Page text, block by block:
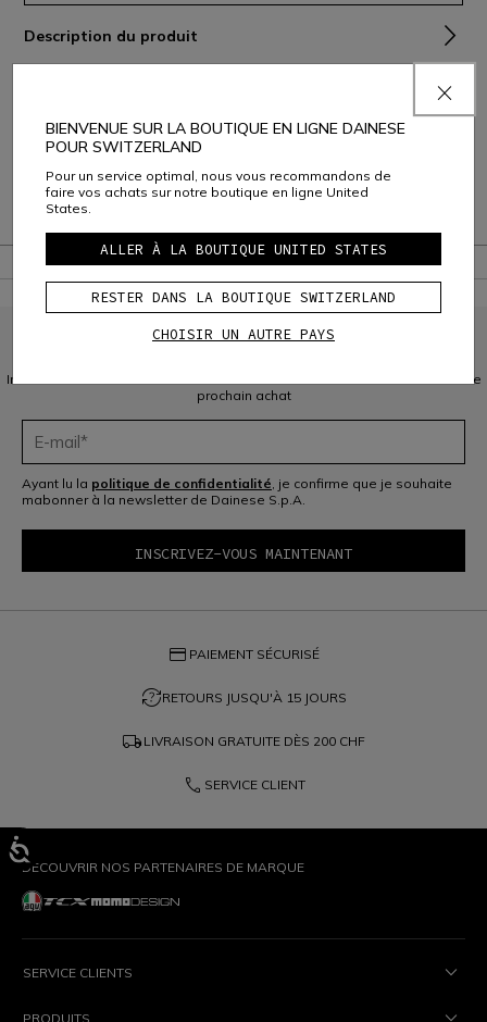
Description du produit
Livraison et Retours
Service Client
Garantie
Inscrivez-vous à la newsletter et bénéficiez de 10 % de réduction sur votre
prochain achat
Ayant lu la politique de confidentialité , je confirme que je souhaite
mabonner à la newsletter de Dainese S.p.A.
credit_card PAIEMENT SÉCURISÉ
question_exchangeRETOURS JUSQU'À 15 JOURS
local_shipping LIVRAISON GRATUITE DÈS 200 CHF
phone SERVICE CLIENT
DÉCOUVRIR NOS PARTENAIRES DE MARQUE
SERVICE CLIENTS
PRODUITS
BIENVENUE SUR LA BOUTIQUE EN LIGNE DAINESE
POUR SWITZERLAND
Pour un service optimal, nous vous recommandons de
faire vos achats sur notre boutique en ligne United
States.
ALLER À LA BOUTIQUE UNITED STATES
RESTER DANS LA BOUTIQUE SWITZERLAND
CHOISIR UN AUTRE PAYS